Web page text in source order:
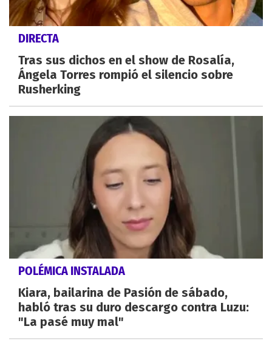
DIRECTA
Tras sus dichos en el show de Rosalía,
Ángela Torres rompió el silencio sobre
Rusherking
POLÉMICA INSTALADA
Kiara, bailarina de Pasión de sábado,
habló tras su duro descargo contra Luzu:
"La pasé muy mal"